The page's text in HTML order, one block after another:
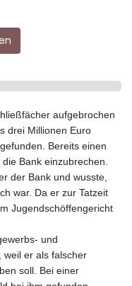
aufgebrochen
drei Millionen Euro
Bereits einen
Bank einzubrechen.
der Bank und wusste,
war. Da er zur Tatzeit
Jugendschöffengericht
und
weil er als falscher
soll. Bei einer